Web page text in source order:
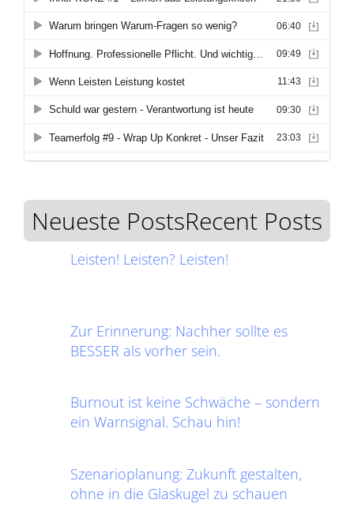
Neueste PostsRecent Posts
Leisten! Leisten? Leisten!
Zur Erinnerung: Nachher sollte es
BESSER als vorher sein.
Burnout ist keine Schwäche – sondern
ein Warnsignal. Schau hin!
Szenarioplanung: Zukunft gestalten,
ohne in die Glaskugel zu schauen